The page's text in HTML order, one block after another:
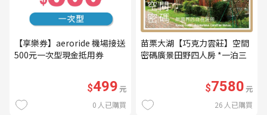
【享樂券】aeroride 機場接送
500元一次型現金抵用券
$499元
0 人已購買
苗栗大湖【巧克力雲莊】空間
密碼廣景田野四人房 *一泊三
$7580元
26 人已購買